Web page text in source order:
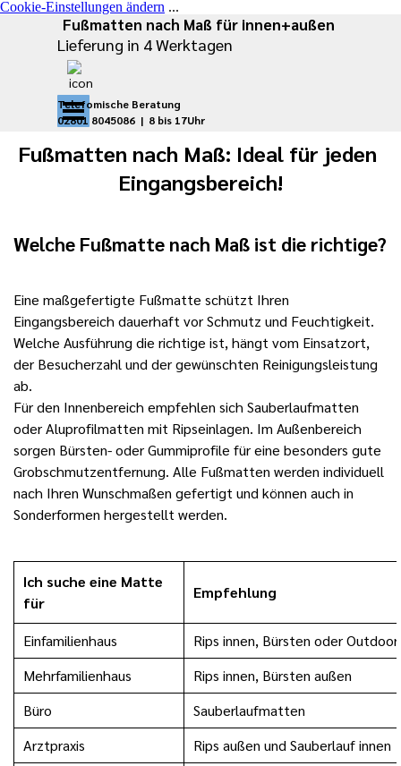
Cookie-Einstellungen ändern ...
Direkt zum Seiteninhalt
Lieferung in 4 Werktagen
Telefomische Beratung
02801 8045086 | 8 bis 17Uhr
Fußmatten nach Maß für innen+außen
Menü überspringen
Fußmatten nach Maß: Ideal für jeden
Eingangsbereich!
Welche Fußmatte nach Maß ist die richtige?
Eine maßgefertigte Fußmatte schützt Ihren
Eingangsbereich dauerhaft vor Schmutz und Feuchtigkeit.
Welche Ausführung die richtige ist, hängt vom Einsatzort,
der Besucherzahl und der gewünschten Reinigungsleistung
ab.
Für den Innenbereich empfehlen sich Sauberlaufmatten
oder Aluprofilmatten mit Ripseinlagen. Im Außenbereich
sorgen Bürsten- oder Gummiprofile für eine besonders gute
Grobschmutzentfernung. Alle Fußmatten werden individuell
nach Ihren Wunschmaßen gefertigt und können auch in
Sonderformen hergestellt werden.
Ich suche eine Matte
für
Empfehlung
Einfamilienhaus
Rips innen, Bürsten oder
Mehrfamilienhaus
Rips innen, Bürsten außen
Büro
Sauberlaufmatten
Arztpraxis
Rips außen und Sauberlauf innen